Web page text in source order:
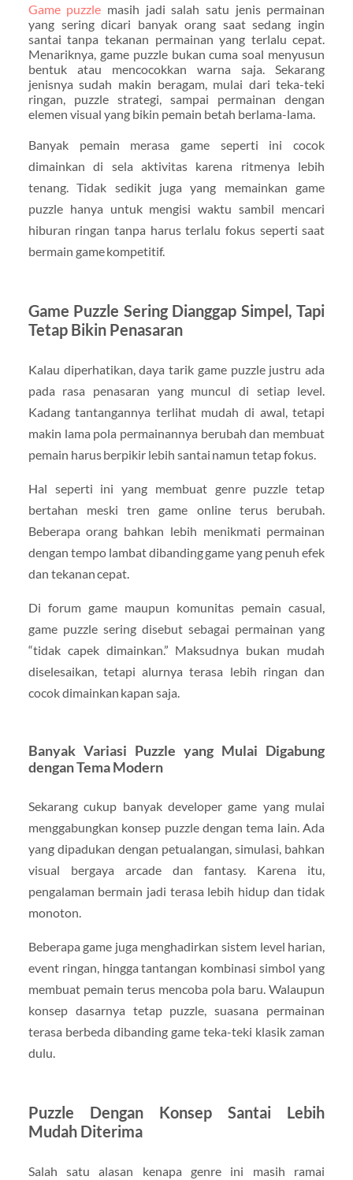
Game puzzle masih jadi salah satu jenis permainan
yang sering dicari banyak orang saat sedang ingin
santai tanpa tekanan permainan yang terlalu cepat.
Menariknya, game puzzle bukan cuma soal menyusun
bentuk atau mencocokkan warna saja. Sekarang
jenisnya sudah makin beragam, mulai dari teka-teki
ringan, puzzle strategi, sampai permainan dengan
elemen visual yang bikin pemain betah berlama-lama.
Banyak pemain merasa game seperti ini cocok
dimainkan di sela aktivitas karena ritmenya lebih
tenang. Tidak sedikit juga yang memainkan game
puzzle hanya untuk mengisi waktu sambil mencari
hiburan ringan tanpa harus terlalu fokus seperti saat
bermain game kompetitif.
Game Puzzle Sering Dianggap Simpel, Tapi
Tetap Bikin Penasaran
Kalau diperhatikan, daya tarik game puzzle justru ada
pada rasa penasaran yang muncul di setiap level.
Kadang tantangannya terlihat mudah di awal, tetapi
makin lama pola permainannya berubah dan membuat
pemain harus berpikir lebih santai namun tetap fokus.
Hal seperti ini yang membuat genre puzzle tetap
bertahan meski tren game online terus berubah.
Beberapa orang bahkan lebih menikmati permainan
dengan tempo lambat dibanding game yang penuh efek
dan tekanan cepat.
Di forum game maupun komunitas pemain casual,
game puzzle sering disebut sebagai permainan yang
“tidak capek dimainkan.” Maksudnya bukan mudah
diselesaikan, tetapi alurnya terasa lebih ringan dan
cocok dimainkan kapan saja.
Banyak Variasi Puzzle yang Mulai Digabung
dengan Tema Modern
Sekarang cukup banyak developer game yang mulai
menggabungkan konsep puzzle dengan tema lain. Ada
yang dipadukan dengan petualangan, simulasi, bahkan
visual bergaya arcade dan fantasy. Karena itu,
pengalaman bermain jadi terasa lebih hidup dan tidak
monoton.
Beberapa game juga menghadirkan sistem level harian,
event ringan, hingga tantangan kombinasi simbol yang
membuat pemain terus mencoba pola baru. Walaupun
konsep dasarnya tetap puzzle, suasana permainan
terasa berbeda dibanding game teka-teki klasik zaman
dulu.
Puzzle Dengan Konsep Santai Lebih
Mudah Diterima
Salah satu alasan kenapa genre ini masih ramai